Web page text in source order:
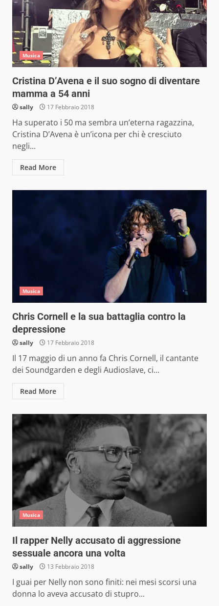
Musica
Cristina D’Avena e il suo sogno di diventare
mamma a 54 anni
sally 17 Febbraio 2018
Ha superato i 50 ma sembra un’eterna ragazzina,
Cristina D’Avena è un’icona per chi è cresciuto
negli...
Read More
Musica
Chris Cornell e la sua battaglia contro la
depressione
sally 17 Febbraio 2018
Il 17 maggio di un anno fa Chris Cornell, il cantante
dei Soundgarden e degli Audioslave, ci...
Read More
Musica
Il rapper Nelly accusato di aggressione
sessuale ancora una volta
sally 13 Febbraio 2018
I guai per Nelly non sono finiti: nei mesi scorsi una
donna lo aveva accusato di stupro...